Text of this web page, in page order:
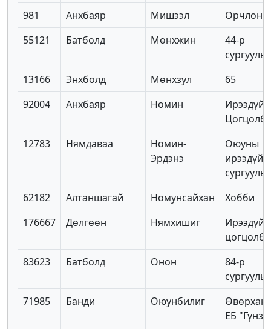
981
Анхбаяр Мишээл
Орчлон
55121
Батболд Мөнхжин
44-р
сургууль
13166
Энхболд Мөнхзул
65
92004
Анхбаяр Номин
Ирээдүй
12783
Нямдаваа
Номин-
Эрдэнэ
Оюуны
ирээдүй
сургууль
62182
Алтаншагай Номунсайхан
Хобби
176667
Дөлгөөн Нямхишиг
Ирээдүй
83623
Батболд Онон
84-р
сургууль
71985
Банди Оюунбилиг
ЕБ